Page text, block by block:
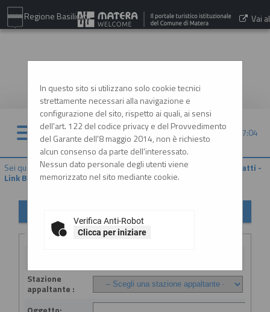
Regione Basilicata Vai al
08/08/2026 17:04
Sei qui: Home»Procedure d'appalto e contratti»Riepilogo contratti -
Link BDNCP
In questo sito si utilizzano solo cookie tecnici
strettamente necessari alla navigazione e
configurazione del sito, rispetto ai quali, ai sensi
dell'art. 122 del codice privacy e del Provvedimento
del Garante dell'8 maggio 2014, non è richiesto
alcun consenso da parte dell'interessato.
Nessun dato personale degli utenti viene
memorizzato nel sito mediante cookie.
Verifica Anti-Robot
Clicca per iniziare
Criteri di ricerca
Stazione
appaltante :